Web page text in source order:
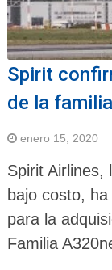
Spirit
de la
enero 15, 2020
Spirit Airlines,
bajo costo,
para la
Familia